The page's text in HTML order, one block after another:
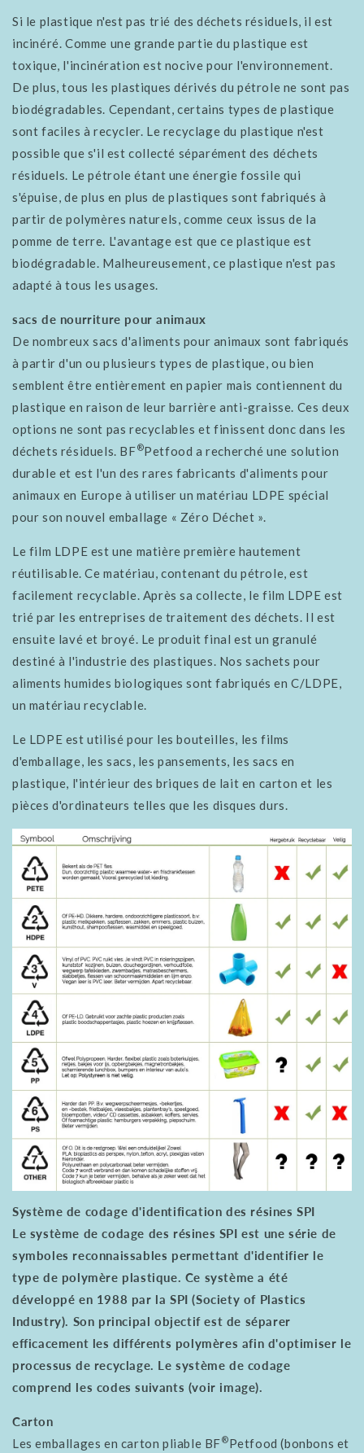
Si le plastique n'est pas trié des déchets résiduels, il est
incinéré. Comme une grande partie du plastique est
toxique, l'incinération est nocive pour l'environnement.
De plus, tous les plastiques dérivés du pétrole ne sont pas
biodégradables. Cependant, certains types de plastique
sont faciles à recycler. Le recyclage du plastique n'est
possible que s'il est collecté séparément des déchets
résiduels. Le pétrole étant une énergie fossile qui
s'épuise, de plus en plus de plastiques sont fabriqués à
partir de polymères naturels, comme ceux issus de la
pomme de terre. L'avantage est que ce plastique est
biodégradable. Malheureusement, ce plastique n'est pas
adapté à tous les usages.
sacs de nourriture pour animaux
De nombreux sacs d'aliments pour animaux sont fabriqués
à partir d'un ou plusieurs types de plastique, ou bien
semblent être entièrement en papier mais contiennent du
plastique en raison de leur barrière anti-graisse. Ces deux
options ne sont pas recyclables et finissent donc dans les
déchets résiduels. BF®Petfood a recherché une solution
durable et est l'un des rares fabricants d'aliments pour
animaux en Europe à utiliser un matériau LDPE spécial
pour son nouvel emballage « Zéro Déchet ».
Le film LDPE est une matière première hautement
réutilisable. Ce matériau, contenant du pétrole, est
facilement recyclable. Après sa collecte, le film LDPE est
trié par les entreprises de traitement des déchets. Il est
ensuite lavé et broyé. Le produit final est un granulé
destiné à l'industrie des plastiques. Nos sachets pour
aliments humides biologiques sont fabriqués en C/LDPE,
un matériau recyclable.
Le LDPE est utilisé pour les bouteilles, les films
d'emballage, les sacs, les pansements, les sacs en
plastique, l'intérieur des briques de lait en carton et les
pièces d'ordinateurs telles que les disques durs.
Système de codage d'identification des résines SPI
Le système de codage des résines SPI est une série de
symboles reconnaissables permettant d'identifier le
type de polymère plastique. Ce système a été
développé en 1988 par la SPI (Society of Plastics
Industry). Son principal objectif est de séparer
efficacement les différents polymères afin d'optimiser le
processus de recyclage. Le système de codage
comprend les codes suivants (voir image).
Carton
Les emballages en carton pliable BF®Petfood (bonbons et